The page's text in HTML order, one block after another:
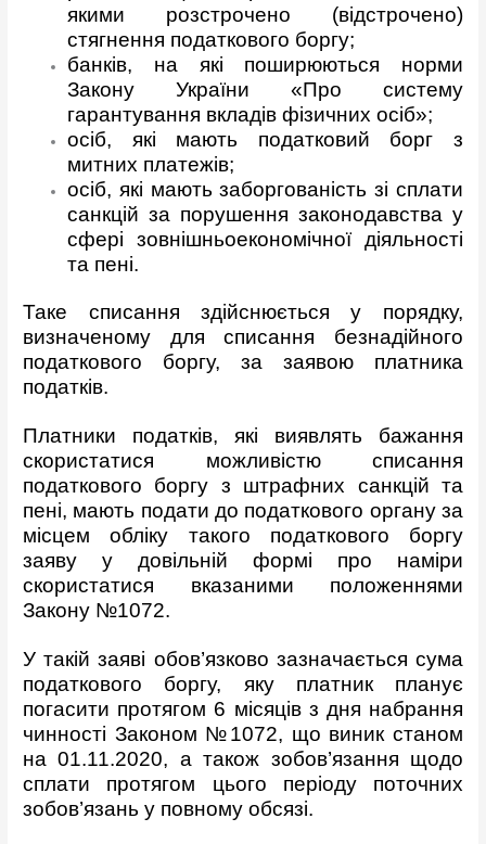
якими розстрочено (відстрочено)
стягнення податкового боргу;
банків, на які поширюються норми
Закону України «Про систему
гарантування вкладів фізичних осіб»;
осіб, які мають податковий борг з
митних платежів;
осіб, які мають заборгованість зі сплати
санкцій за порушення законодавства у
сфері зовнішньоекономічної діяльності
та пені.
Таке списання здійснюється у порядку,
визначеному для списання безнадійного
податкового боргу, за заявою платника
податків.
Платники податків, які виявлять бажання
скористатися можливістю списання
податкового боргу з штрафних санкцій та
пені, мають подати до податкового органу за
місцем обліку такого податкового боргу
заяву у довільній формі про наміри
скористатися вказаними положеннями
Закону №1072.
У такій заяві обов’язково зазначається сума
податкового боргу, яку платник планує
погасити протягом 6 місяців з дня набрання
чинності Законом №1072, що виник станом
на 01.11.2020, а також зобов’язання щодо
сплати протягом цього періоду поточних
зобов’язань у повному обсязі.